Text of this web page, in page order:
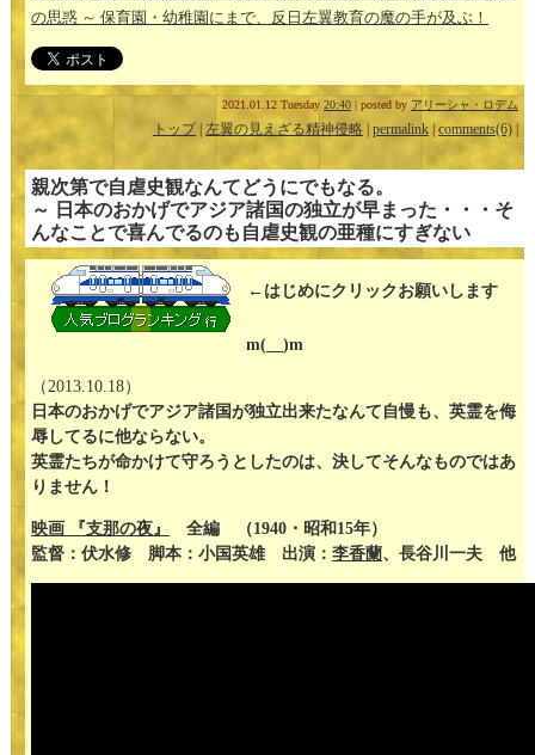
の思惑 ～ 保育園・幼稚園にまで、反日左翼教育の魔の手が及ぶ！
2021.01.12 Tuesday 20:40 | posted by アリーシャ・ロデム
トップ| 左翼の見えざる精神侵略 permalink comments(6)
親次第で自虐史観なんてどうにでもなる。
～ 日本のおかげでアジア諸国の独立が早まった・・・そ
んなことで喜んでるのも自虐史観の亜種にすぎない
←はじめにクリックお願いします
m(__)m
（2013.10.18）
日本のおかげでアジア諸国が独立出来たなんて自慢も、英霊を侮
辱してるに他ならない。
英霊たちが命かけて守ろうとしたのは、決してそんなものではあ
りません！
映画 『支那の夜』
全編 （1940・昭和15年）
監督：伏水修 脚本：小国英雄 出演： 李香蘭、長谷川一夫 他